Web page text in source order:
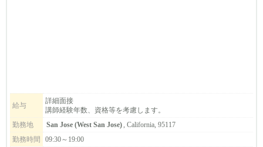
す。
◆◇飲食店もそこで働くスタッフも正当に評価される環境
例えば、ラーメン１杯の値段ってどのくらいを想像しますか？
日本国内では​1,000円程度で食べられるお店もありますが、
顧客がいない状態からでも入客できる環境があります。
まずはお気軽にご連絡ください！
English Communication Service (ECS) is seeking dedicated English teac
hers who strive to help students reach their full potential while providing
instruction with empathy and care.
給与
詳細面接
講師経験年数、資格等を考慮します。
勤務地
San Jose (West San Jose) , California, 95117
勤務時間
09:30～19:00